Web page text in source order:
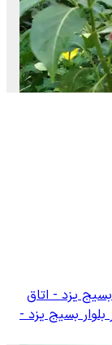
بسیج یزد - اتاق
بلوار بسیج یزد -